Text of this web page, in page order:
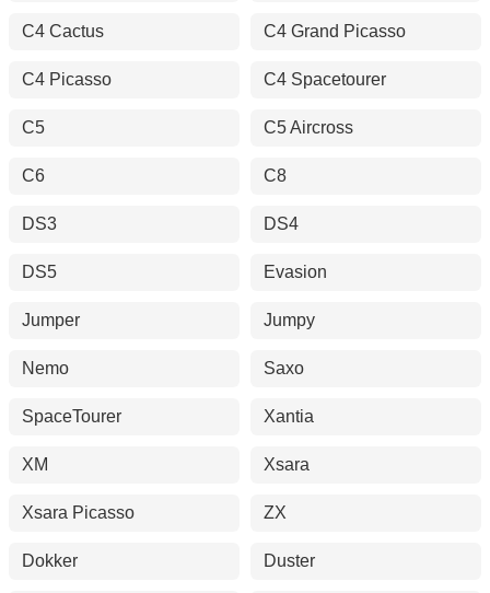
C4 Cactus C4 Grand Picasso
C4 Picasso C4 Spacetourer
C5 C5 Aircross
C6 C8
DS3 DS4
DS5 Evasion
Jumper Jumpy
Nemo Saxo
SpaceTourer Xantia
XM Xsara
Xsara Picasso ZX
Dokker Duster